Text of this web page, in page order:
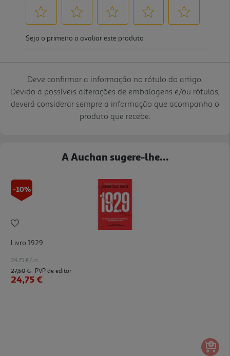
Deve confirmar a informação no rótulo do artigo.
Devido a possíveis alterações de embalagens e/ou rótulos,
deverá considerar sempre a informação que acompanha o
produto que recebe.
A Auchan sugere-lhe...
-10%
Livro 1929
24.75 €/un
27,50 € PVP de editor
24,75 €